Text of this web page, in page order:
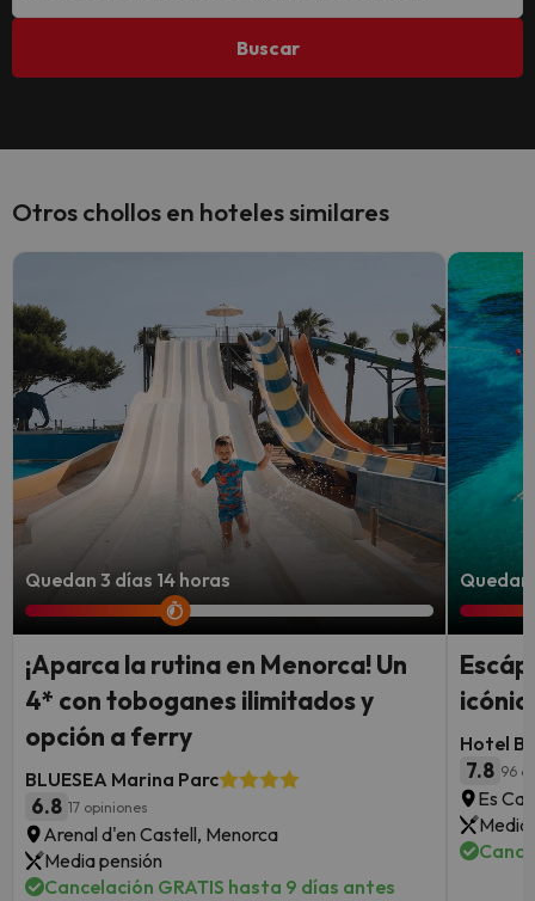
Buscar
Otros chollos en hoteles similares
Quedan 3 días 14 horas
¡Aparca la rutina en Menorca! Un
4* con toboganes ilimitados y
opción a ferry
BLUESEA Marina Parc
6.8 17 opiniones
Arenal d'en Castell, Menorca
Media pensión
Cancelación GRATIS hasta 9 días antes
Quedan
Hotel
7.8 96
Es
Media